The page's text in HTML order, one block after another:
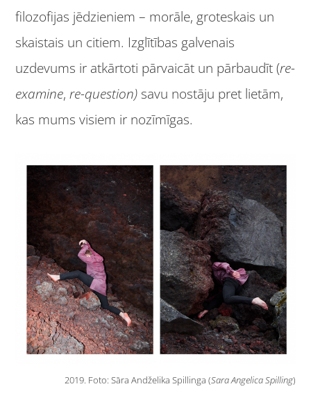
filozofijas jēdzieniem – morāle, groteskais un
skaistais un citiem. Izglītības galvenais
uzdevums ir atkārtoti pārvaicāt un pārbaudīt (re-
examine,re-question) savu nostāju pret lietām,
kas mums visiem ir nozīmīgas.
2019. Foto: Sāra Andželika Spillinga (Sara Angelica Spilling)